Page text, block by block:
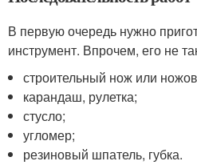
В первую очередь нужно
инструмент. Впрочем, его не
строительный нож или
карандаш, рулетка;
стусло;
угломер;
резиновый шпатель, губка.